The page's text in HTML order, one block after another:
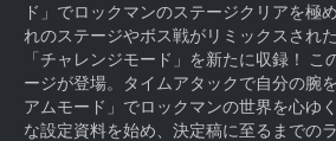
ド」でロックマンのステージクリアを極
れのステージやボス戦がリミックスされ
「チャレンジモード」を新たに収録！ こ
ージが登場。タイムアタックで自分の腕
アムモード」でロックマンの世界を心ゆ
な設定資料を始め、決定稿に至るまでの